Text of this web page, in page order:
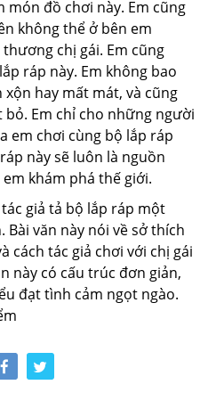
món đồ chơi này. Em cũng
không thể ở bên em
chị gái. Em cũng
ráp này. Em không bao
hay mất mát, và cũng
Em chỉ cho những người
em chơi cùng bộ lắp ráp
này sẽ luôn là nguồn
khám phá thế giới.
tác giả tả bộ lắp ráp một
Bài văn này nói về sở thích
cách tác giả chơi với chị gái
này có cấu trúc đơn giản,
đạt tình cảm ngọt ngào.